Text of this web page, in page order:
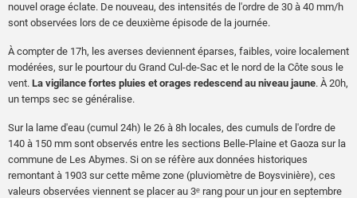
nouvel orage éclate. De nouveau, des intensités de l'ordre de 30 à 40 mm/h
sont observées lors de ce deuxième épisode de la journée.
À compter de 17h, les averses deviennent éparses, faibles, voire localement
modérées, sur le pourtour du Grand Cul-de-Sac et le nord de la Côte sous le
vent. La vigilance fortes pluies et orages redescend au niveau jaune. À 20h,
un temps sec se généralise.
Sur la lame d'eau (cumul 24h) le 26 à 8h locales, des cumuls de l'ordre de
140 à 150 mm sont observés entre les sections Belle-Plaine et Gaoza sur la
commune de Les Abymes. Si on se réfère aux données historiques
remontant à 1903 sur cette même zone (pluviomètre de Boysvinière), ces
valeurs observées viennent se placer au 3ᵉ rang pour un jour en septembre